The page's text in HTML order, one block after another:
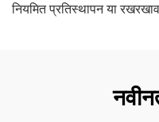
नियमित प्रतिस्थापन या